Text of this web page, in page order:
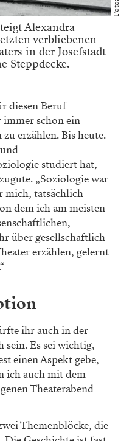
Alexandra
verbliebenen
in der Josefstadt
Steppdecke.